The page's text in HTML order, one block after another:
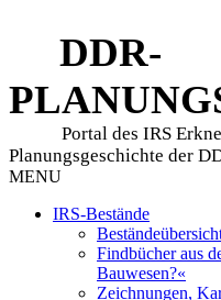
DDR-
Portal des IRS
Planungsgeschichte der
MENU
IRS-Bestände
Findbücher aus
Bauwesen?«
Zeichnungen,